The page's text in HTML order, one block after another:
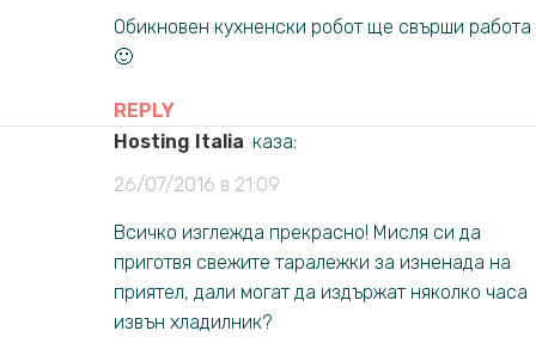
Обикновен кухненски робот ще свърши работа
🙂
REPLY
Hosting Italia каза:
26/07/2016 в 21:09
Всичко изглежда прекрасно! Мисля си да
приготвя свежите таралежки за изненада на
приятел, дали могат да издържат няколко часа
извън хладилник?